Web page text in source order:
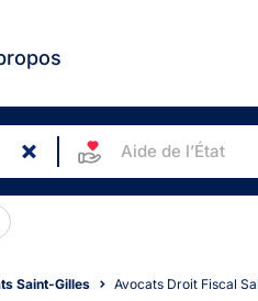
Aide de l’État
Saint-Gilles Avocats Droit Fiscal